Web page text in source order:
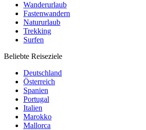
Wanderurlaub
Fastenwandern
Natururlaub
Trekking
Surfen
Beliebte Reiseziele
Deutschland
Österreich
Spanien
Portugal
Italien
Marokko
Mallorca